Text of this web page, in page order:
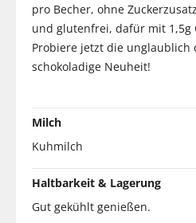
pro Becher, ohne
und glutenfrei, dafür mit 1,5g
Probiere jetzt die unglaublich
schokoladige Neuheit!
Milch
Kuhmilch
Haltbarkeit & Lagerung
Gut gekühlt genießen.